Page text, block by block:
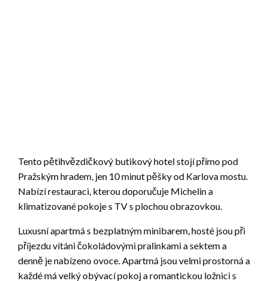
Tento pětihvězdičkový butikový hotel stojí přímo pod
Pražským hradem, jen 10 minut pěšky od Karlova mostu.
Nabízí restauraci, kterou doporučuje Michelin a
klimatizované pokoje s TV s plochou obrazovkou.
Luxusní apartmá s bezplatným minibarem, hosté jsou při
příjezdu vítáni čokoládovými pralinkami a sektem a
denně je nabízeno ovoce. Apartmá jsou velmi prostorná a
každé má velký obývací pokoj a romantickou ložnici s